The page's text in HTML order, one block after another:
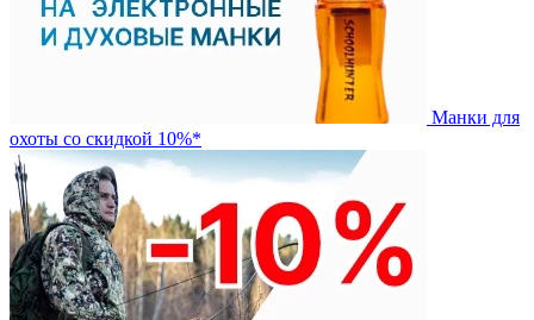
Манки для
охоты со скидкой 10%*